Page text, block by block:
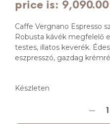
price is: 9,090.00
Caffe Vergnano Espresso
Robusta kávék megfelelő
testes, illatos keverék.
eszpresszó, gazdag
Készleten